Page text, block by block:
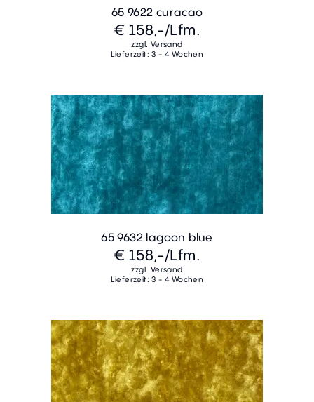
65 9622 curacao
€ 158,-/Lfm.
zzgl. Versand
Lieferzeit: 3 - 4 Wochen
65 9632 lagoon blue
€ 158,-/Lfm.
zzgl. Versand
Lieferzeit: 3 - 4 Wochen